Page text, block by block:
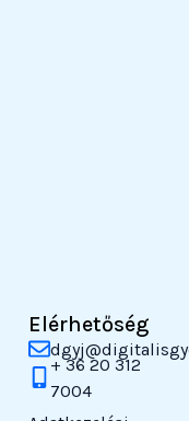
Elérhetőség
+ 36 20 312
7004